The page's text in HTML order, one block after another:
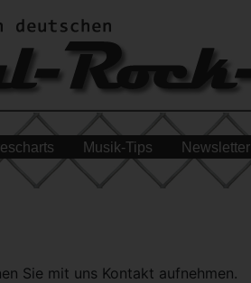
Musik-Tips Newsletter
Sie mit uns Kontakt aufnehmen.